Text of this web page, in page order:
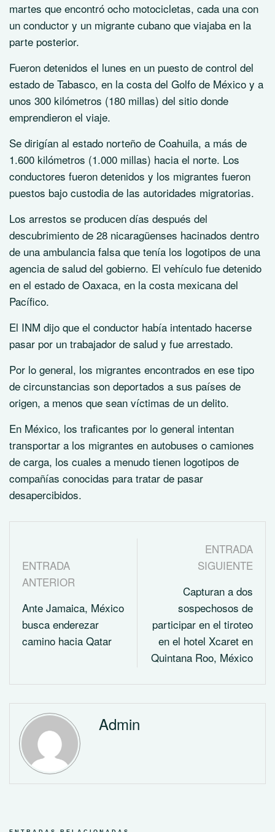
martes que encontró ocho motocicletas, cada una con
un conductor y un migrante cubano que viajaba en la
parte posterior.
Fueron detenidos el lunes en un puesto de control del
estado de Tabasco, en la costa del Golfo de México y a
unos 300 kilómetros (180 millas) del sitio donde
emprendieron el viaje.
Se dirigían al estado norteño de Coahuila, a más de
1.600 kilómetros (1.000 millas) hacia el norte. Los
conductores fueron detenidos y los migrantes fueron
puestos bajo custodia de las autoridades migratorias.
Los arrestos se producen días después del
descubrimiento de 28 nicaragüenses hacinados dentro
de una ambulancia falsa que tenía los logotipos de una
agencia de salud del gobierno. El vehículo fue detenido
en el estado de Oaxaca, en la costa mexicana del
Pacífico.
El INM dijo que el conductor había intentado hacerse
pasar por un trabajador de salud y fue arrestado.
Por lo general, los migrantes encontrados en ese tipo
de circunstancias son deportados a sus países de
origen, a menos que sean víctimas de un delito.
En México, los traficantes por lo general intentan
transportar a los migrantes en autobuses o camiones
de carga, los cuales a menudo tienen logotipos de
compañías conocidas para tratar de pasar
desapercibidos.
ENTRADA
ANTERIOR
Ante Jamaica, México
busca enderezar
camino hacia Qatar
ENTRADA
SIGUIENTE
Capturan a dos
sospechosos de
participar en el tiroteo
en el hotel Xcaret en
Quintana Roo, México
Admin